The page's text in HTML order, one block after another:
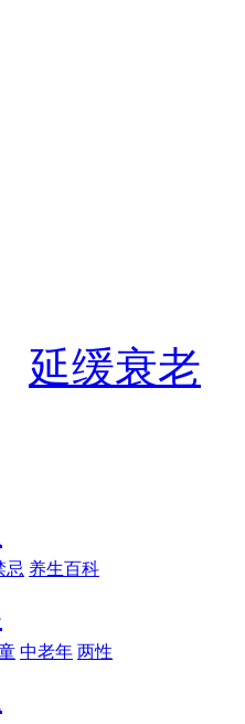
延缓衰老
忌 养生百科
中老年 两性